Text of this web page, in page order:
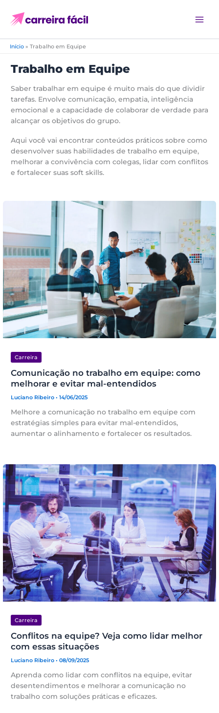
para
conteúdo
Início » Trabalho em Equipe
Trabalho em Equipe
Saber trabalhar em equipe é muito mais do que dividir
tarefas. Envolve comunicação, empatia, inteligência
emocional e a capacidade de colaborar de verdade para
alcançar os objetivos do grupo.
Aqui você vai encontrar conteúdos práticos sobre como
desenvolver suas habilidades de trabalho em equipe,
melhorar a convivência com colegas, lidar com conflitos
e fortalecer suas soft skills.
Carreira
Comunicação no trabalho em equipe: como
melhorar e evitar mal-entendidos
Luciano Ribeiro • 14/06/2025
Melhore a comunicação no trabalho em equipe com
estratégias simples para evitar mal-entendidos,
aumentar o alinhamento e fortalecer os resultados.
Carreira
Conflitos na equipe? Veja como lidar melhor
com essas situações
Luciano Ribeiro • 08/09/2025
Aprenda como lidar com conflitos na equipe, evitar
desentendimentos e melhorar a comunicação no
trabalho com soluções práticas e eficazes.
e
s
u
s